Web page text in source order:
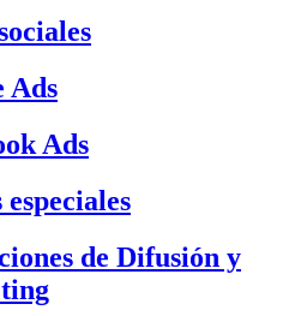
Ads
Ads
especiales
de Difusión y